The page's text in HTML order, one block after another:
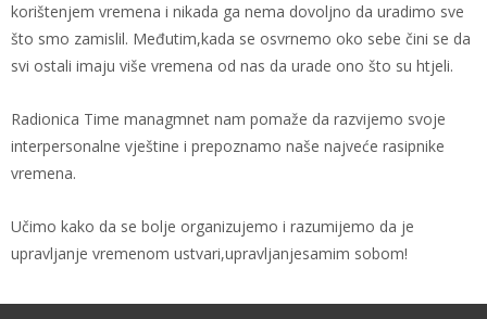
korištenjem vremena i nikada ga nema dovoljno da uradimo sve
što smo zamislil. Međutim,kada se osvrnemo oko sebe čini se da
svi ostali imaju više vremena od nas da urade ono što su htjeli.
Radionica Time managmnet nam pomaže da razvijemo svoje
interpersonalne vještine i prepoznamo naše najveće rasipnike
vremena.
Učimo kako da se bolje organizujemo i razumijemo da je
upravljanje vremenom ustvari,upravljanjesamim sobom!